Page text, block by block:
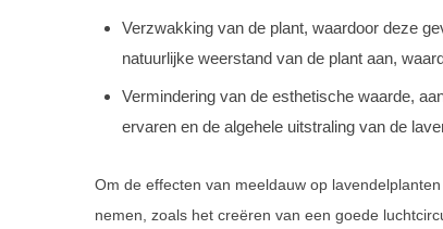
Verzwakking van de plant, waardoor deze
natuurlijke weerstand van de plant aan,
Vermindering van de esthetische waarde,
ervaren en de algehele uitstraling van de
Om de effecten van meeldauw op
nemen, zoals het creëren van een goede